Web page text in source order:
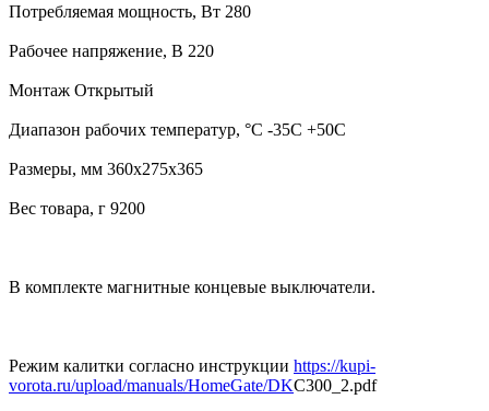
Потребляемая мощность, Вт 280
Рабочее напряжение, В 220
Монтаж Открытый
Диапазон рабочих температур, °С -35С +50С
Размеры, мм 360х275х365
Вес товара, г 9200
В комплекте магнитные концевые выключатели.
Режим калитки согласно инструкции https://kupi-
vorota.ru/upload/manuals/HomeGate/DKС300_2.pdf